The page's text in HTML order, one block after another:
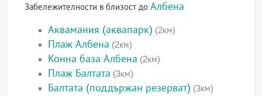
Забележителности в близост доАлбена
Аквамания (аквапарк) (2км)
Плаж Албена (2км)
Конна база Албена (2км)
Плаж Балтата (3км)
Балтата (поддържан резерват) (3км)